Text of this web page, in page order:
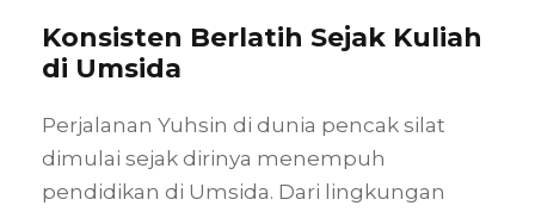
Konsisten Berlatih Sejak Kuliah
di Umsida
Perjalanan Yuhsin di dunia pencak silat
dimulai sejak dirinya menempuh
pendidikan di Umsida. Dari lingkungan